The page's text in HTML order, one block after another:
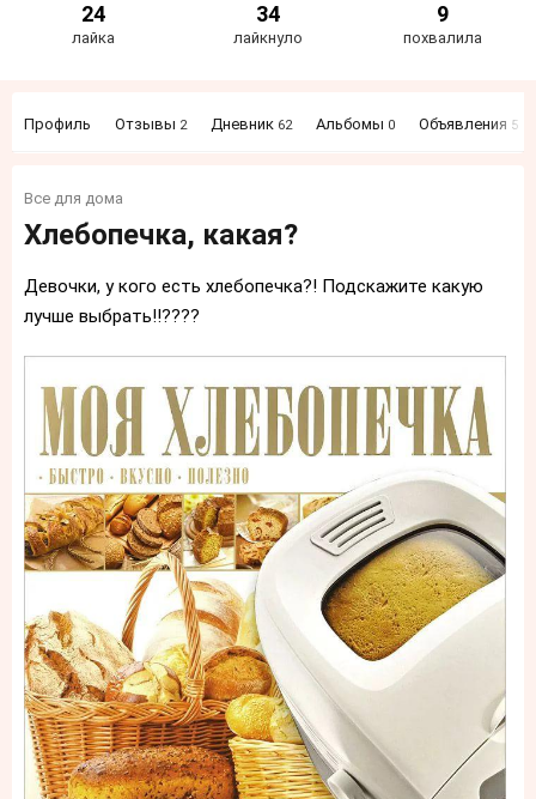
24
лайка
34
лайкнуло
9
похвалила
Профиль Отзывы 2 Дневник 62 Альбомы 0 Объявления 5
Все для дома
Хлебопечка, какая?
Девочки, у кого есть хлебопечка?! Подскажите какую
лучше выбрать!!????